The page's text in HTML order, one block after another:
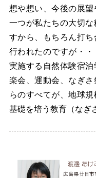
想や想い、今後の展
一つが私たちの大切
すから、もちろん打
行われたのですが・
実施する自然体験宿
楽会、運動会、なぎ
らのすべてが、地球
基礎を培う教育（なぎ